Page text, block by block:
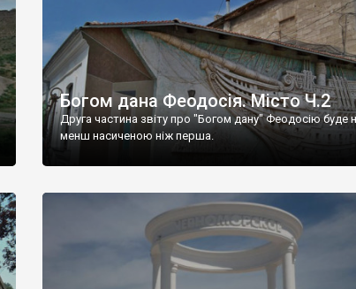
Богом дана Феодосія. Місто Ч.2
Друга частина звіту про "Богом дану" Феодосію буде
менш насиченою ніж перша.